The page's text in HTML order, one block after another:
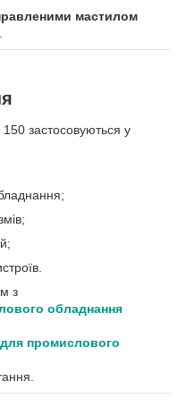
мастилом
застосовуються у
з
обладнання
промислового